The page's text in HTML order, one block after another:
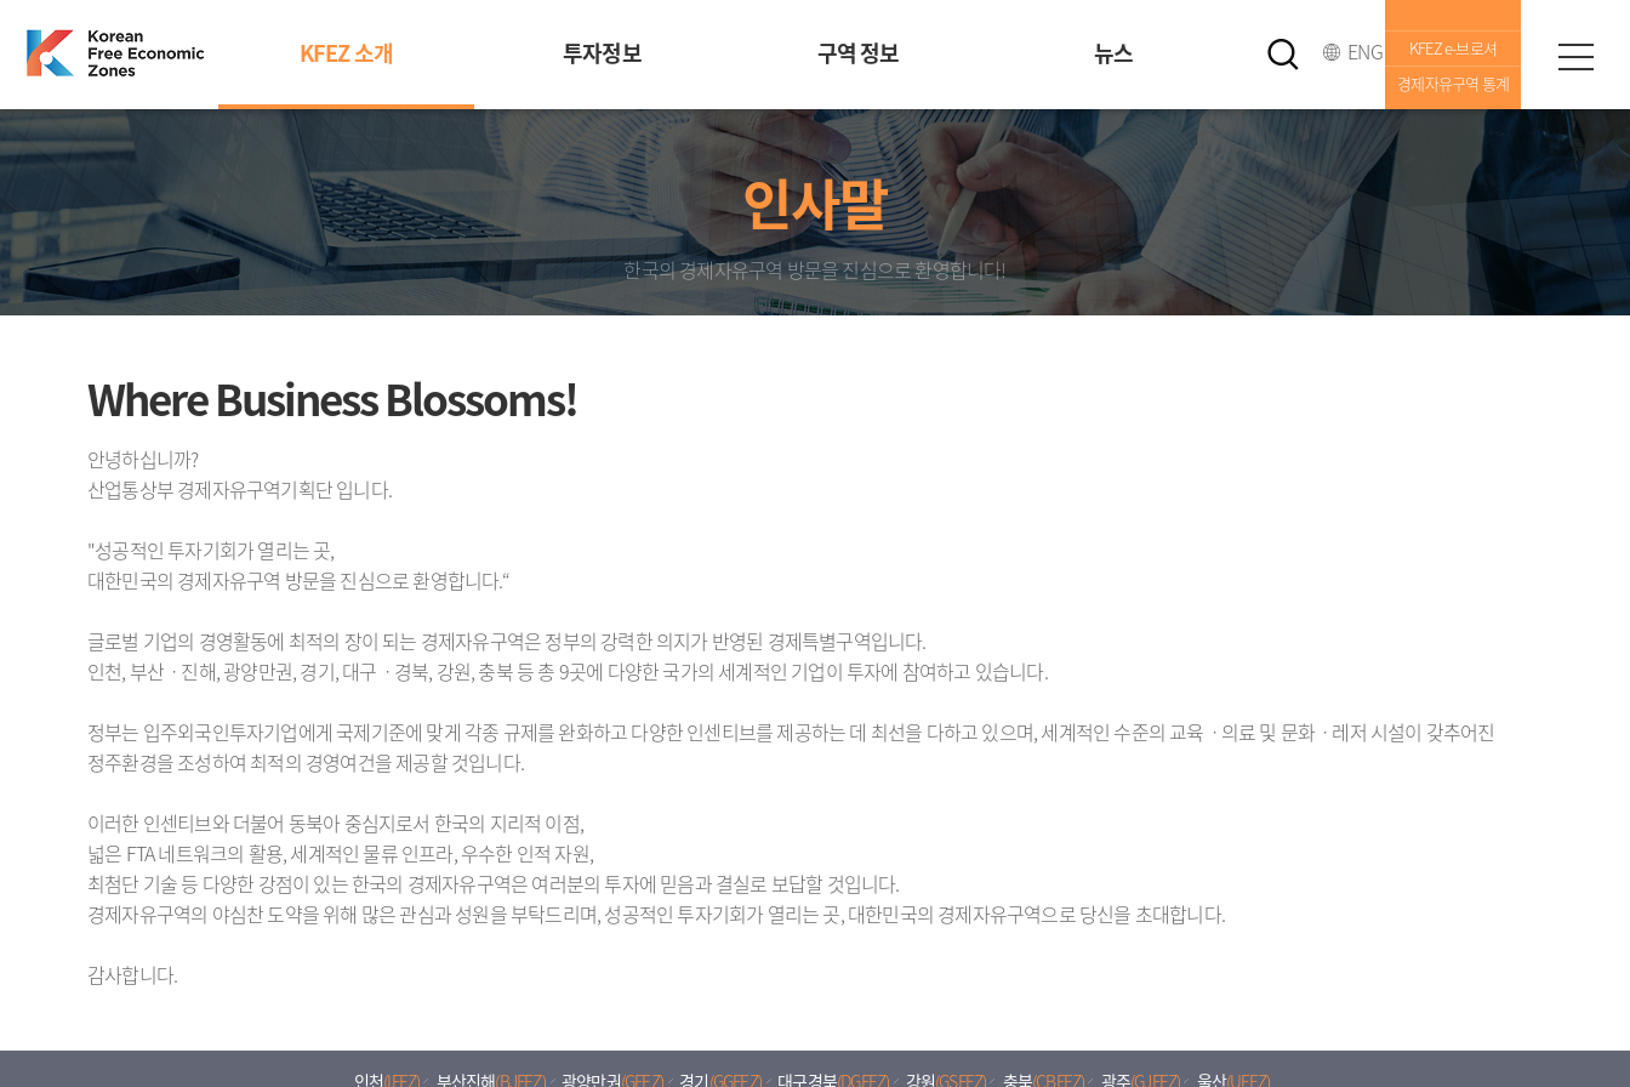
ENG
KFEZ e-브로셔
경제자유구역 통계
KFEZ 소개 투자정보 구역 정보 뉴스
인사말
한국의 경제자유구역 방문을 진심으로 환영합니다!
Where Business Blossoms!
안녕하십니까?
산업통상부 경제자유구역기획단 입니다.
"성공적인 투자기회가 열리는 곳,
대한민국의 경제자유구역 방문을 진심으로 환영합니다.“
글로벌 기업의 경영활동에 최적의 장이 되는 경제자유구역은 정부의 강력한 의지가 반영된 경제특별구역입니다.
인천, 부산ㆍ진해, 광양만권, 경기, 대구ㆍ경북, 강원, 충북 등 총 9곳에 다양한 국가의 세계적인 기업이 투자에 참여하고 있습니다.
정부는 입주외국인투자기업에게 국제기준에 맞게 각종 규제를 완화하고 다양한 인센티브를 제공하는 데 최선을 다하고 있으며, 세계적인 수준의 교육ㆍ의료 및 문화ㆍ레저 시설이 갖추어진
정주환경을 조성하여 최적의 경영여건을 제공할 것입니다.
이러한 인센티브와 더불어 동북아 중심지로서 한국의 지리적 이점,
넓은 FTA 네트워크의 활용, 세계적인 물류 인프라, 우수한 인적 자원,
최첨단 기술 등 다양한 강점이 있는 한국의 경제자유구역은 여러분의 투자에 믿음과 결실로 보답할 것입니다.
경제자유구역의 야심찬 도약을 위해 많은 관심과 성원을 부탁드리며, 성공적인 투자기회가 열리는 곳, 대한민국의 경제자유구역으로 당신을 초대합니다.
감사합니다.
인천(IFEZ) 부산진해(BJFEZ) 광양만권(GFEZ) 경기(GGFEZ) 대구경북(DGFEZ) 강원(GSFEZ) 충북(CBFEZ) 광주(GJFEZ) 울산(UFEZ)